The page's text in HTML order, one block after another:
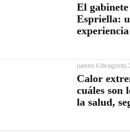
El
Espriella:
jueves 6 de agosto,
Calor
cuáles son
la salud,